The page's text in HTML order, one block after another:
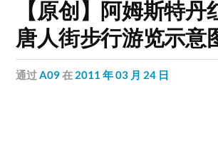
【原创】阿姆斯特丹
唐人街步行游览示意
通过A09在 2011 年 03 月 24 日